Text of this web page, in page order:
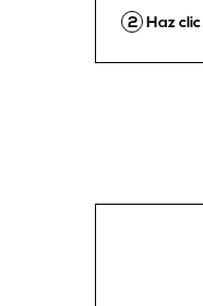
2 Haz